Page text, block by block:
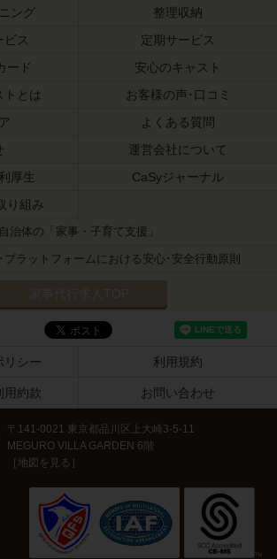
ング
整理収納
ビス
定期サービス
ード
安心のキャスト
トとは
お客様の声･口コミ
よくある質問
運営会社について
厚生
CaSyジャーナル
り組み
自治体の「家事・子育て支援」
プラットフォームにおける安心･安全行動原則
リシー 利用規約
用約款 お問い合わせ
〒141-0021 東京都品川区上大崎3-5-11
MEGURO VILLA GARDEN 6階
［地図を見る ］